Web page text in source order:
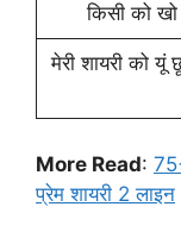
किसी को
मेरी शायरी को
More Read:
प्रेम शायरी 2 लाइन